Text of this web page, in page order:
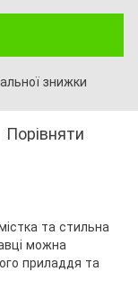
знижки
Порівняти
та стильна
можна
приладдя та